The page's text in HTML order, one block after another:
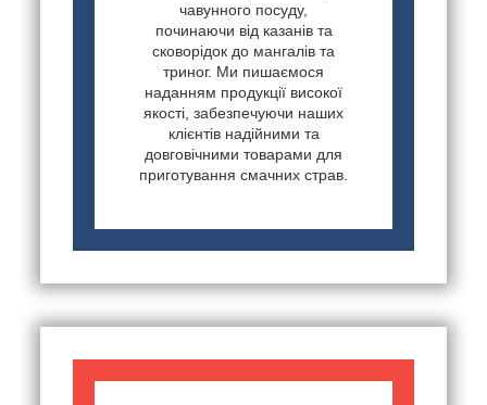
чавунного посуду,
починаючи від казанів та
сковорідок до мангалів та
триног. Ми пишаємося
наданням продукції високої
якості, забезпечуючи наших
клієнтів надійними та
довговічними товарами для
приготування смачних страв.